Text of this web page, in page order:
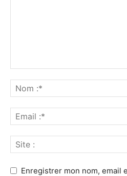
Enregistrer mon nom, email